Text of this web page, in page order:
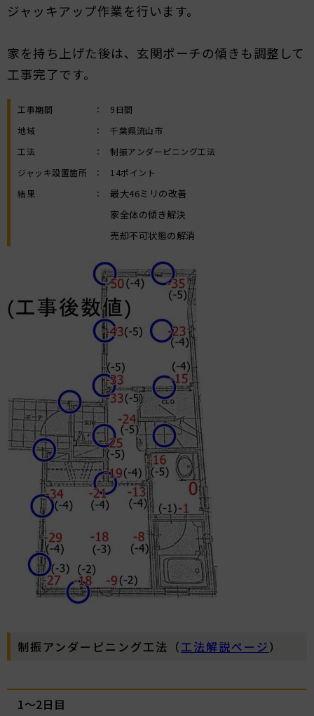
ジャッキアップ作業を行います。
家を持ち上げた後は、玄関ポーチの傾きも調整して
工事完了です。
工事期間 ：
9日間
地域
：
千葉県流山市
工法
：
制振アンダーピニング工法
ジャッキ設置箇所
：
14ポイント
結果
：
最大46ミリの改善
家全体の傾き解決
売却不可状態の解消
制振アンダーピニング工法（工法解説ページ）
1～2日目